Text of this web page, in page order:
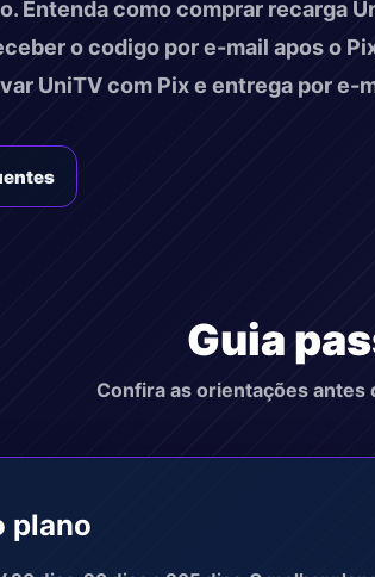
Entenda como comprar recarga
o codigo por e-mail apos o
UniTV com Pix e entrega por e-
Guia
Confira as orientações antes
plano